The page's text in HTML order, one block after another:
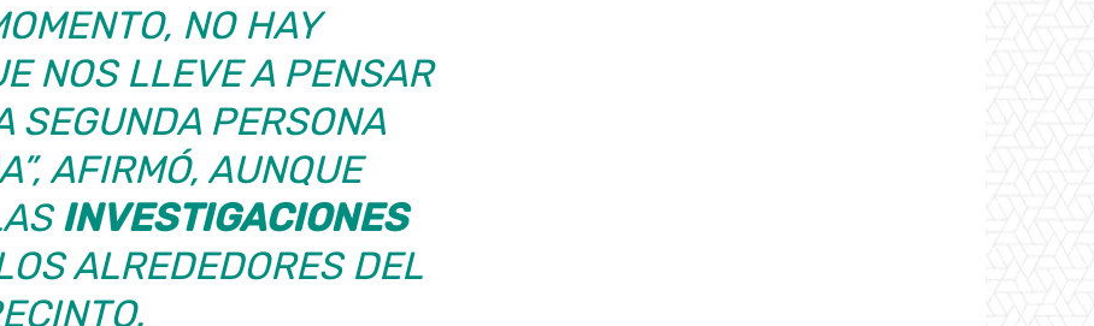
NO HAY
NOS LLEVE A PENSAR
SEGUNDA PERSONA
AFIRMÓ, AUNQUE
INVESTIGACIONES
ALREDEDORES DEL